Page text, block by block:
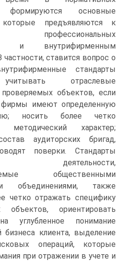
формируются основные
которые предъявляются к
профессиональных
и внутрифирменным
частности, ставится вопрос о
стандарты
отраслевые
объектов, если
фирмы имеют определенную
носить более четко
методический характер;
аудиторских бригад,
поверки. Стандарты
деятельности,
общественными
объединениями, также
четко отражать специфику
объектов, ориентировать
углубленное понимание
бизнеса клиента, выделение
операций, которые
при отражении в учете и